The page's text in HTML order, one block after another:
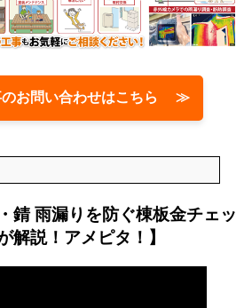
のお問い合わせはこちら ≫
錆 雨漏りを防ぐ棟板金チェッ
解説！アメピタ！】